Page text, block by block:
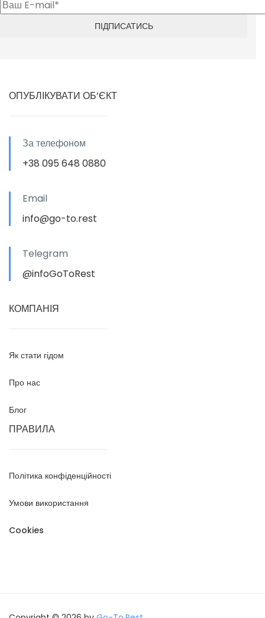
ОПУБЛІКУВАТИ ОБ’ЄКТ
За телефоном
+38 095 648 0880
Email
info@go-to.rest
Telegram
@infoGoToRest
КОМПАНІЯ
Як стати гідом
Про нас
Блог
ПРАВИЛА
Політика конфіденційності
Умови використання
Cookies